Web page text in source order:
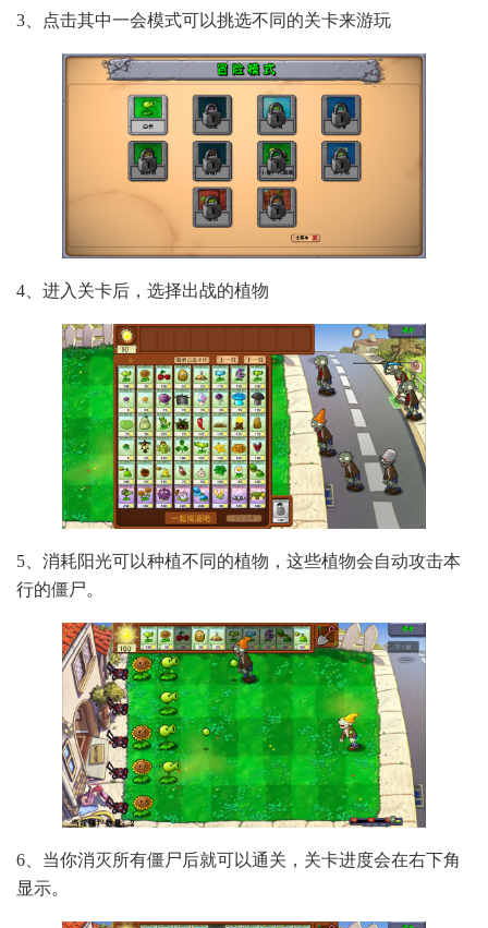
3、点击其中一会模式可以挑选不同的关卡来游玩
4、进入关卡后，选择出战的植物
5、消耗阳光可以种植不同的植物，这些植物会自动攻击本
行的僵尸。
6、当你消灭所有僵尸后就可以通关，关卡进度会在右下角
显示。